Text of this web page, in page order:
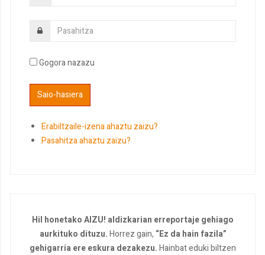
Gogora nazazu
Erabiltzaile-izena ahaztu zaizu?
Pasahitza ahaztu zaizu?
Hil honetako AIZU! aldizkarian erreportaje gehiago
aurkituko dituzu.Horrez gain, “Ez da hain fazila”
gehigarria ere eskura dezakezu.Hainbat eduki biltzen